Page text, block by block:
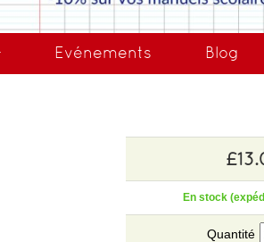
Evénements Blog
En stock
Quantité